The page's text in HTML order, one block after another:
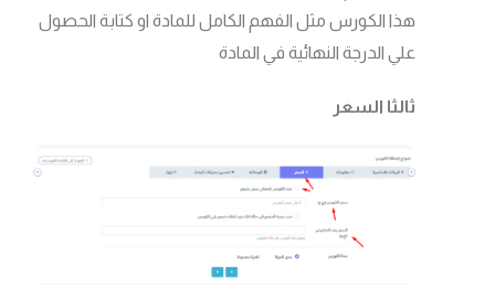
هذا الكورس مثل الفهم الكامل للمادة او كتابة الحصول
علي الدرجة النهائية في المادة
ثالثا السعر